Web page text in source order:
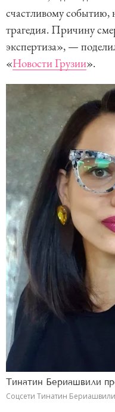
счастливому событию,
трагедия. Причину
экспертиза», —
«Новости Грузии».
Тинатин Бериашвили
Соцсети Тинатин Бериашвили